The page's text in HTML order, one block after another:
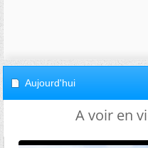
Aujourd'hui
A voir en